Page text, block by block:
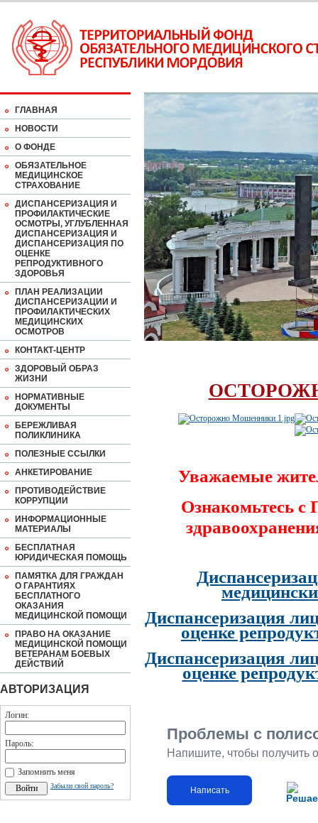
ГЛАВНАЯ
НОВОСТИ
О ФОНДЕ
ОБЯЗАТЕЛЬНОЕ
МЕДИЦИНСКОЕ
СТРАХОВАНИЕ
ДИСПАНСЕРИЗАЦИЯ И
ПРОФИЛАКТИЧЕСКИЕ
ОСМОТРЫ, УГЛУБЛЕННАЯ
ДИСПАНСЕРИЗАЦИЯ И
ДИСПАНСЕРИЗАЦИЯ ПО
ОЦЕНКЕ
РЕПРОДУКТИВНОГО
ЗДОРОВЬЯ
ПЛАН РЕАЛИЗАЦИИ
ДИСПАНСЕРИЗАЦИИ И
ПРОФИЛАКТИЧЕСКИХ
МЕДИЦИНСКИХ
ОСМОТРОВ
КОНТАКТ-ЦЕНТР
ЗДОРОВЫЙ ОБРАЗ
ЖИЗНИ
НОРМАТИВНЫЕ
ДОКУМЕНТЫ
БЕРЕЖЛИВАЯ
ПОЛИКЛИНИКА
ПОЛЕЗНЫЕ ССЫЛКИ
АНКЕТИРОВАНИЕ
ПРОТИВОДЕЙСТВИЕ
КОРРУПЦИИ
ИНФОРМАЦИОННЫЕ
МАТЕРИАЛЫ
БЕСПЛАТНАЯ
ЮРИДИЧЕСКАЯ ПОМОЩЬ
ПАМЯТКА ДЛЯ ГРАЖДАН
О ГАРАНТИЯХ
БЕСПЛАТНОГО
ОКАЗАНИЯ
МЕДИЦИНСКОЙ ПОМОЩИ
ПРАВО НА ОКАЗАНИЕ
МЕДИЦИНСКОЙ ПОМОЩИ
ВЕТЕРАНАМ БОЕВЫХ
ДЕЙСТВИЙ
АВТОРИЗАЦИЯ
Логин:
Пароль:
Запомнить меня
Забыли свой пароль?
Уважаемые
Ознакомьтесь
Диспансеризация
оценке
Диспансеризация
оценке
Проблемы с
Напишите, чтобы получить
Написать